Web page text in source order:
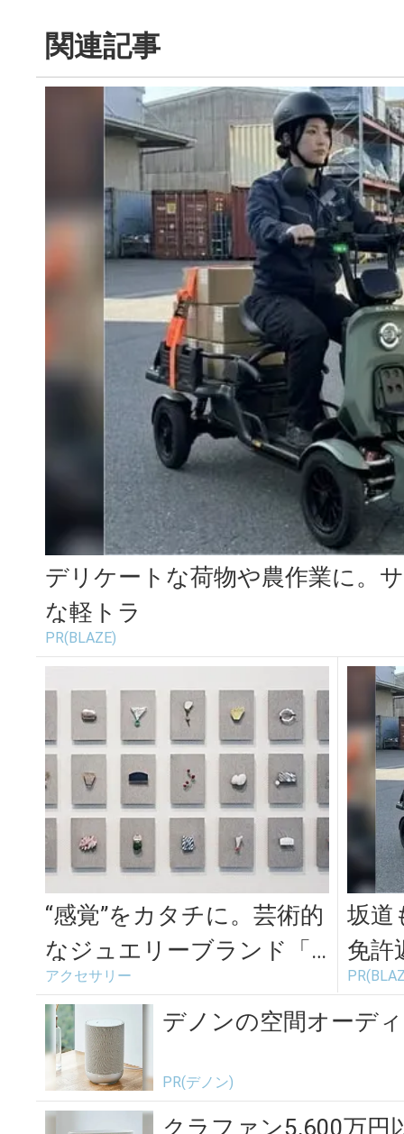
関連記事
デリケートな荷物や農作業に。
な軽トラ
PR(BLAZE)
“感覚”をカタチに。芸術的
なジュエリーブランド「E
mika Komuro」
アクセサリー
坂道
免許
るシ
デノンの空間オーデ
PR(デノン)
クラファン5,600万円